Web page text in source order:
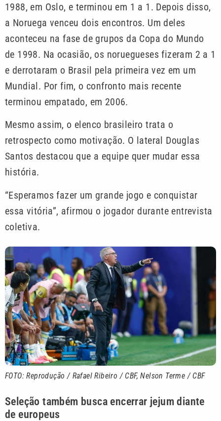
1988, em Oslo, e terminou em 1 a 1. Depois disso,
a Noruega venceu dois encontros. Um deles
aconteceu na fase de grupos da Copa do Mundo
de 1998. Na ocasião, os noruegueses fizeram 2 a 1
e derrotaram o Brasil pela primeira vez em um
Mundial. Por fim, o confronto mais recente
terminou empatado, em 2006.
Mesmo assim, o elenco brasileiro trata o
retrospecto como motivação. O lateral Douglas
Santos destacou que a equipe quer mudar essa
história.
“Esperamos fazer um grande jogo e conquistar
essa vitória”, afirmou o jogador durante entrevista
coletiva.
FOTO: Reprodução / Rafael Ribeiro / CBF, Nelson Terme / CBF
Seleção também busca encerrar jejum diante
de europeus